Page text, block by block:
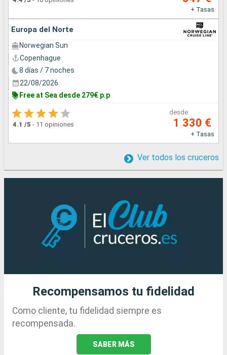
+ Tasas
Europa del Norte
Norwegian Sun
Copenhague
8 días / 7 noches
22/08/2026
Free at Sea desde 279€ p.p
4.1 /5 - 11 opiniones
desde
1 330 €
+ Tasas
Ver todos los cruceros
Recompensamos tu fidelidad
Como cliente, tu fidelidad siempre es
recompensada.
SABER MÁS